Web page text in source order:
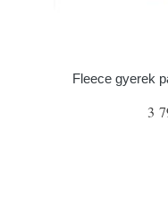
Fleece gyerek
3